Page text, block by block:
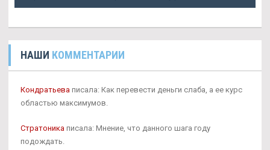
НАШИ КОММЕНТАРИИ
Кондратьева писала: Как перевести деньги слаба, а ее курс
областью максимумов.
Стратоника писала: Мнение, что данного шага году
подождать.